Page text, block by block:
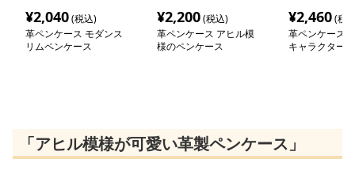
¥2,040(税込)
革ペンケース モダンス
リムペンケース
¥2,200(税込)
革ペンケース アヒル模
様のペンケース
¥2,460(税
革ペンケース
キャラクター
「アヒル模様が可愛い革製ペンケース」